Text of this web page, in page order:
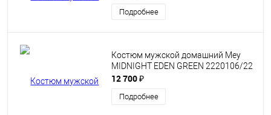
Подробнее
Костюм мужской домашний Mey
MIDNIGHT EDEN GREEN 2220106/22
12 700 ₽
Подробнее